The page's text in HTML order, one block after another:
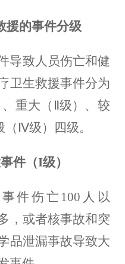
援的事件分级
导致人员伤亡和健
卫生救援事件分为
重大（Ⅱ级）、较
Ⅳ级）四级。
件（I级）
事件伤亡100人以
，或者核事故和突
品泄漏事故导致大